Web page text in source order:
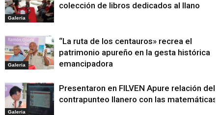
Galeria
colección de libros dedicados al llano
Galeria
“La ruta de los centauros» recrea el
patrimonio apureño en la gesta histórica
emancipadora
Galeria
Presentaron en FILVEN Apure relación del
contrapunteo llanero con las matemáticas